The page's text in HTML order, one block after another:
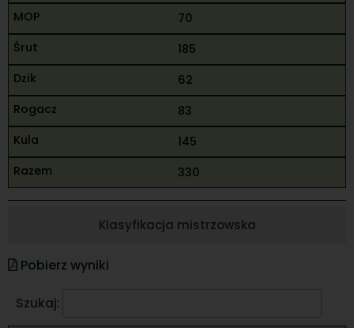
70
185
62
83
145
330
Klasyfikacja mistrzowska
Pobierz wyniki
Szukaj: